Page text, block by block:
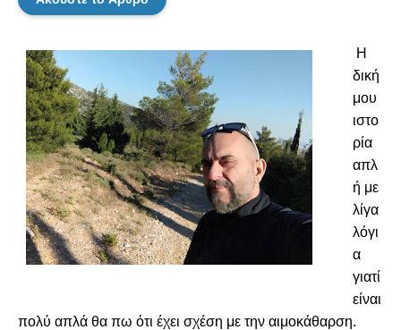
Η
δική
μου
ιστο
ρία
απλ
ή με
λίγα
λόγι
α
γιατί
είναι
πολύ απλά θα πω ότι έχει σχέση με την αιμοκάθαρση.